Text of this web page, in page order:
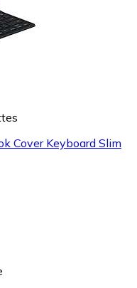
Cover Keyboard Slim